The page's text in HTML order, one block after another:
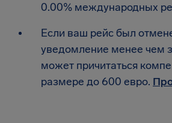
0.00% международных
Если ваш рейс был
уведомление менее чем
может причитаться
размере до 600 евро.